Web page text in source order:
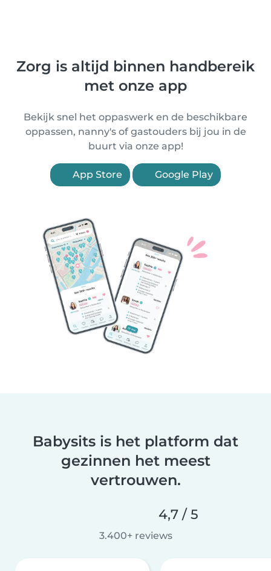
Zorg is altijd binnen handbereik
met onze app
Bekijk snel het oppaswerk en de beschikbare
oppassen, nanny's of gastouders bij jou in de
buurt via onze app!
App Store Google Play
Babysits is het platform dat
gezinnen het meest
vertrouwen.
4,7 / 5
3.400+ reviews